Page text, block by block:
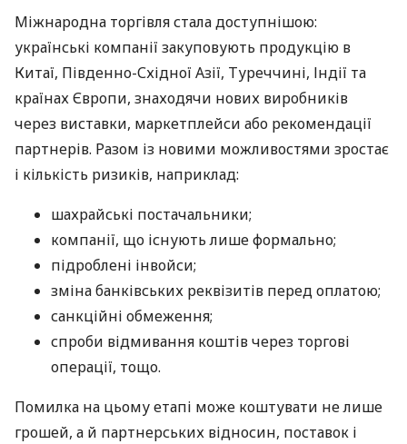
Міжнародна торгівля стала доступнішою:
українські компанії закуповують продукцію в
Китаї, Південно-Східної Азії, Туреччині, Індії та
країнах Європи, знаходячи нових виробників
через виставки, маркетплейси або рекомендації
партнерів. Разом із новими можливостями зростає
і кількість ризиків, наприклад:
шахрайські постачальники;
компанії, що існують лише формально;
підроблені інвойси;
зміна банківських реквізитів перед оплатою;
санкційні обмеження;
спроби відмивання коштів через торгові
операції, тощо.
Помилка на цьому етапі може коштувати не лише
грошей, а й партнерських відносин, поставок і